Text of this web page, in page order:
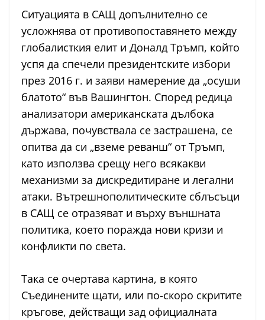
Ситуацията в САЩ допълнително се
усложнява от противопоставянето между
глобалисткия елит и Доналд Тръмп, който
успя да спечели президентските избори
през 2016 г. и заяви намерение да „осуши
блатото“ във Вашингтон. Според редица
анализатори американската дълбока
държава, почувствала се застрашена, се
опитва да си „вземе реванш“ от Тръмп,
като използва срещу него всякакви
механизми за дискредитиране и легални
атаки. Вътрешнополитическите сблъсъци
в САЩ се отразяват и върху външната
политика, което поражда нови кризи и
конфликти по света.
Така се очертава картина, в която
Съединените щати, или по-скоро скритите
кръгове, действащи зад официалната